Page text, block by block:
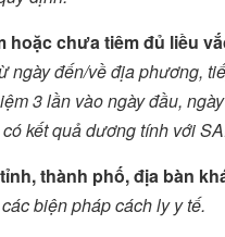
chưa tiêm đủ liều
ngày đến/về địa phương,
3 lần vào ngày đầu,
kết quả dương tính với
thành phố, địa bàn
biện pháp cách ly y tế.